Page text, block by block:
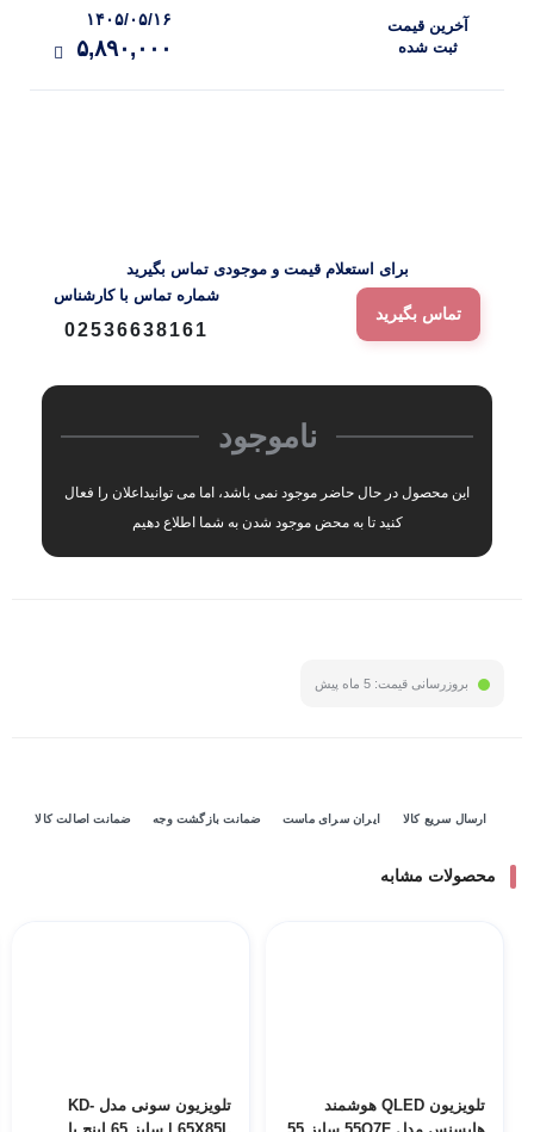
آخرین‌ قیمت
ثبت‌ شده
۱۴۰۵/۰۵/۱۶
۵,۸۹۰,۰۰۰
برای استعلام قیمت و موجودی تماس بگیرید
تماس بگیرید
شماره‌ تماس‌ با‌ کارشناس
02536638161
ناموجود
این محصول در حال حاضر موجود نمی باشد، اما می توانیداعلان را فعال
کنید تا به محض موجود شدن به شما اطلاع دهیم
بروزرسانی قیمت: 5 ماه پیش
ارسال سریع کالا ایران سرای ماست ضمانت بازگشت وجه ضمانت اصالت کالا
محصولات مشابه
تلویزیون QLED هوشمند
تلویزیون سونی مدل KD-